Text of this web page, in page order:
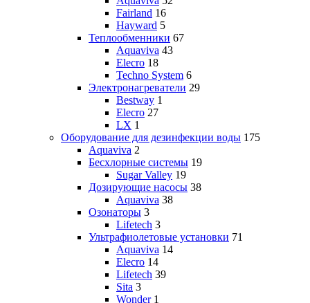
Fairland 16
Hayward 5
Теплообменники 67
Aquaviva 43
Elecro 18
Techno System 6
Электронагреватели 29
Bestway 1
Elecro 27
LX 1
Оборудование для дезинфекции воды 175
Aquaviva 2
Бесхлорные системы 19
Sugar Valley 19
Дозирующие насосы 38
Aquaviva 38
Озонаторы 3
Lifetech 3
Ультрафиолетовые установки 71
Aquaviva 14
Elecro 14
Lifetech 39
Sita 3
Wonder 1